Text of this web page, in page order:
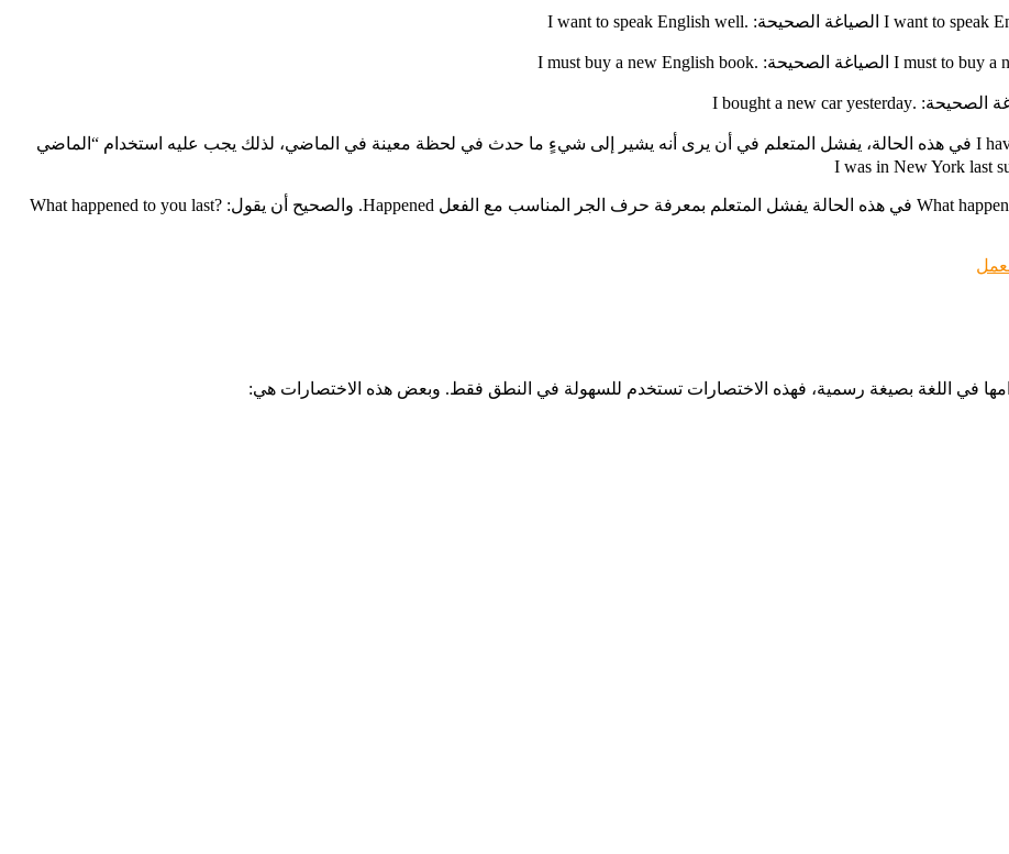
９. اختيار الزمن الخاطئ: مثال: I have been to New York Last summer في هذه الحالة، يفشل المتعلم في أن يرى أنه يشير إلى شيءٍ ما حدث في لحظة معينة في الماضي، لذلك يجب عليه استخدام “الماضي
１０. اختيار حرف الجر الخاطئ: مثال: ?What happened with you last weekend في هذه الحالة يفشل المتعلم بمعرفة حرف الجر المناسب مع الفعل Happened. والصحيح أن يقول: ?What happened to you last
في اللغة بصيغة رسمية، فهذه الاختصارات تستخدم للسهولة في النطق فقط. وبعض هذه الاختصارات هي: